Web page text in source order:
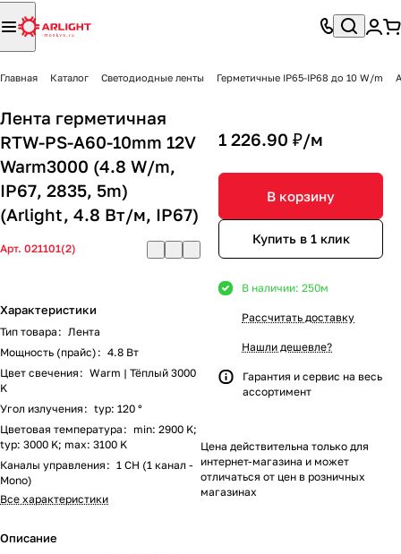
Главная Каталог Светодиодные ленты Герметичные IP65-IP68 до 10 W/m
Лента герметичная
RTW-PS-A60-10mm 12V
Warm3000 (4.8 W/m,
IP67, 2835, 5m)
(Arlight, 4.8 Вт/м, IP67)
Арт. 021101(2)
Характеристики
Тип товара : Лента
Мощность (прайс) : 4.8 Вт
Цвет свечения : Warm | Тёплый 3000
K
Угол излучения : typ: 120 °
Цветовая температура : min: 2900 K;
typ: 3000 K; max: 3100 K
Каналы управления : 1 CH (1 канал -
Mono)
Все характеристики
Описание
1 226.90 ₽/м
В корзину
Купить в 1 клик
В наличии: 250м
Рассчитать доставку
Нашли дешевле?
Гарантия и сервис на весь
ассортимент
Цена действительна только для
интернет-магазина и может
отличаться от цен в розничных
магазинах